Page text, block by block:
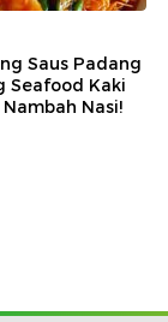
Saus Padang
Seafood Kaki
Nasi!